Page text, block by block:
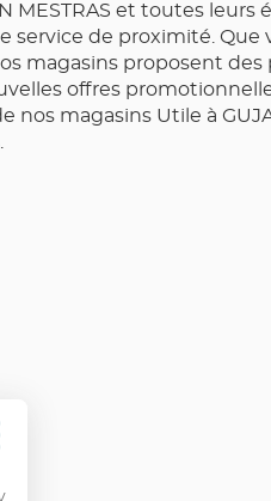
MESTRAS et toutes
service de proximité.
magasins proposent
offres
magasins Utile à